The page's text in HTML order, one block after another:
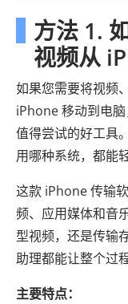
方法 1.
视频从
如果您需要将视频
iPhone 移动到电脑
值得尝试的好工具
用哪种系统，都能
这款 iPhone 传输
频、应用媒体和音
型视频，还是传输
助理都能让整个过
主要特点：